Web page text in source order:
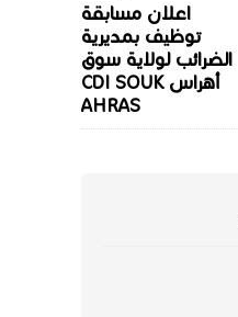
اعلان مسابقة
توظيف بمديرية
الضرائب لولاية سوق
أهراس CDI SOUK
AHRAS